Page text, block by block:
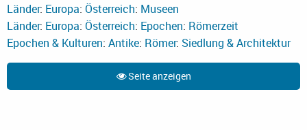
Länder: Europa: Österreich: Museen
Länder: Europa: Österreich: Epochen: Römerzeit
Epochen & Kulturen: Antike: Römer: Siedlung & Architektur
Seite anzeigen